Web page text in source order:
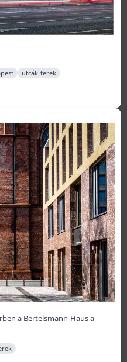
utcák-terek
a Bertelsmann-Haus a